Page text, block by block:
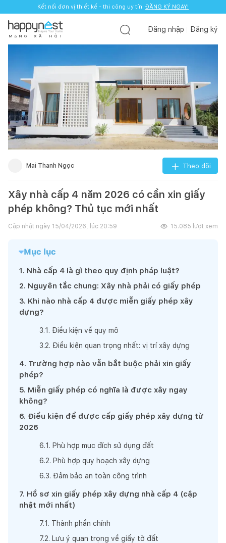
Kết nối đơn vị thiết kế - thi công uy tín. ĐĂNG KÝ NGAY!
M Ạ N G X Ã H Ộ I
Đăng nhập Đăng ký
Mai Thanh Ngọc Theo dõi
Xây nhà cấp 4 năm 2026 có cần xin giấy
phép không? Thủ tục mới nhất
Cập nhật ngày 15/04/2026, lúc 20:59 15.085 lượt xem
Mục lục
1. Nhà cấp 4 là gì theo quy định pháp luật?
2. Nguyên tắc chung: Xây nhà phải có giấy phép
3. Khi nào nhà cấp 4 được miễn giấy phép xây
dựng?
3.1 . Điều kiện về quy mô
3.2. Điều kiện quan trọng nhất: vị trí xây dựng
4. Trường hợp nào vẫn bắt buộc phải xin giấy
phép?
5. Miễn giấy phép có nghĩa là được xây ngay
không?
6. Điều kiện để được cấp giấy phép xây dựng từ
2026
6.1 . Phù hợp mục đích sử dụng đất
6.2. Phù hợp quy hoạch xây dựng
6.3. Đảm bảo an toàn công trình
7. Hồ sơ xin giấy phép xây dựng nhà cấp 4 (cập
nhật mới nhất)
7.1 . Thành phần chính
7.2. Lưu ý quan trọng về giấy tờ đất